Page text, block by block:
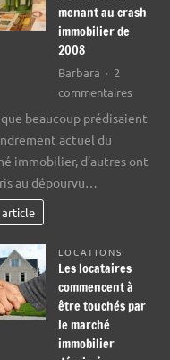
menant au crash
immobilier de
2008
Barbara
2
commentaires
crash
beaucoup prédisaient
actuel du
immobilier, d’autres ont
au dépourvu…
LOCATIONS
Les locataires
commencent à
être touchés par
le marché
immobilier